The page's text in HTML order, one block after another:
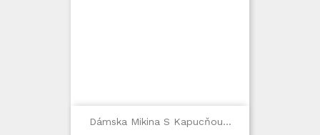
Dámska Mikina S Kapucňou...